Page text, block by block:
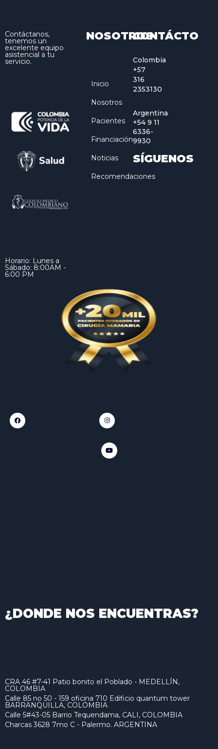
Contáctanos,
tenemos un
excelente equipo
asistencial a tu
servicio.
Horario: Lunes a
Sábado: 8:00AM -
6:00 PM
NOSOTROS
Inicio
Nosotros
Pacientes
Financiación
Noticias
Recomendaciones
CONTÁCTO
Colombia
+57
316
2353130
Argentina
+54 9 11
6336-
9930
SÍGUENOS
¿DONDE NOS ENCUENTRAS?
CRA 46 #7-41 Patio bonito el Poblado - MEDELLÍN,
COLOMBIA
Calle 85 no 50 - 159 oficina 710 Edificio quantum tower
BARRANQUILLA, COLOMBIA
Calle 5#43-05 Barrio Tequendama, CALI, COLOMBIA
Charcas 3628 7mo C - Palermo. ARGENTINA